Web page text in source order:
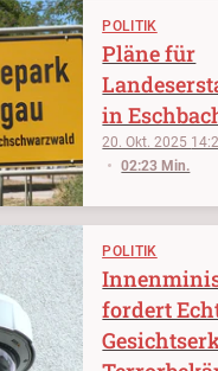
POLITIK
20. Okt. 2025
02:23 Min.
Pläne für
in
POLITIK
fordert